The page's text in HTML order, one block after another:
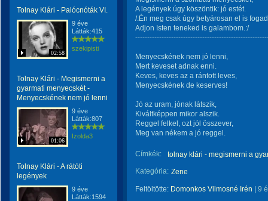
Tolnay Klári - Palócnóták VI.
02:58
9 éve
Látták:415
szekipisti
Tolnay Klári - Megismerni a
gyarmati menyecskét -
Menyecskének nem jó lenni
01:06
9 éve
Látták:807
Izolda3
Tolnay Klári - A rátóti
legények
9 éve
Látták:1594
A legények úgy köszöntik: jó estét.
/:Én meg csak úgy betyárosan el is
Adjon Isten teneked is galambom.:/
Menyecskének nem jó lenni,
Mert keveset adnak enni.
Keves, keves az a rántott leves,
Menyecskének de keserves!
Jó az uram, jónak látszik,
Kiváltképpen mikor alszik.
Reggel felkel, ozt jól összever,
Meg van nékem a jó reggel.​
Címkék:
tolnay klári - megismerni a
Kategória: Zene
Feltöltötte: Domonkos Vilmosné Irén 9